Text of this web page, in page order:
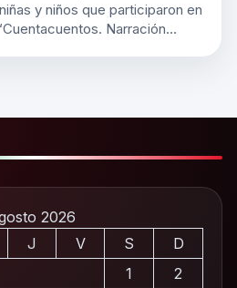
y niños que participaron en
Narración…
2026
J V S
D
1
2